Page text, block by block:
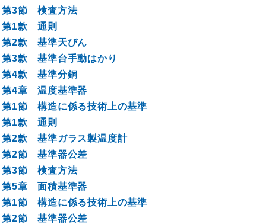
第3節 検査方法
第1款 通則
第2款 基準天びん
第3款 基準台手動はかり
第4款 基準分銅
第4章 温度基準器
第1節 構造に係る技術上の基準
第1款 通則
第2款 基準ガラス製温度計
第2節 基準器公差
第3節 検査方法
第5章 面積基準器
第1節 構造に係る技術上の基準
第2節 基準器公差